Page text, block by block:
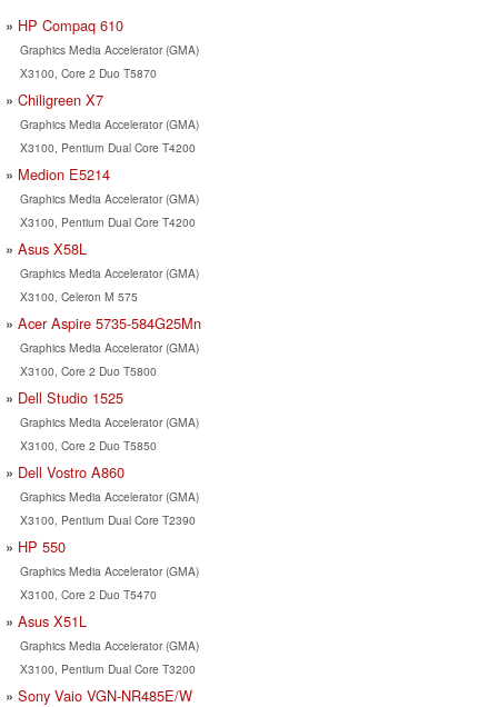
HP Compaq 610
Graphics Media Accelerator (GMA)
X3100, Core 2 Duo T5870
Chiligreen X7
Graphics Media Accelerator (GMA)
X3100, Pentium Dual Core T4200
Medion E5214
Graphics Media Accelerator (GMA)
X3100, Pentium Dual Core T4200
Asus X58L
Graphics Media Accelerator (GMA)
X3100, Celeron M 575
Acer Aspire 5735-584G25Mn
Graphics Media Accelerator (GMA)
X3100, Core 2 Duo T5800
Dell Studio 1525
Graphics Media Accelerator (GMA)
X3100, Core 2 Duo T5850
Dell Vostro A860
Graphics Media Accelerator (GMA)
X3100, Pentium Dual Core T2390
HP 550
Graphics Media Accelerator (GMA)
X3100, Core 2 Duo T5470
Asus X51L
Graphics Media Accelerator (GMA)
X3100, Pentium Dual Core T3200
Sony Vaio VGN-NR485E/W